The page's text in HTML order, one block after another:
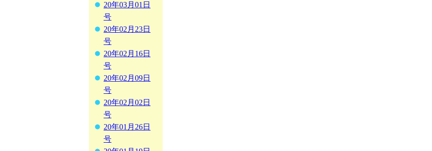
20年03月01日
号
20年02月23日
号
20年02月16日
号
20年02月09日
号
20年02月02日
号
20年01月26日
号